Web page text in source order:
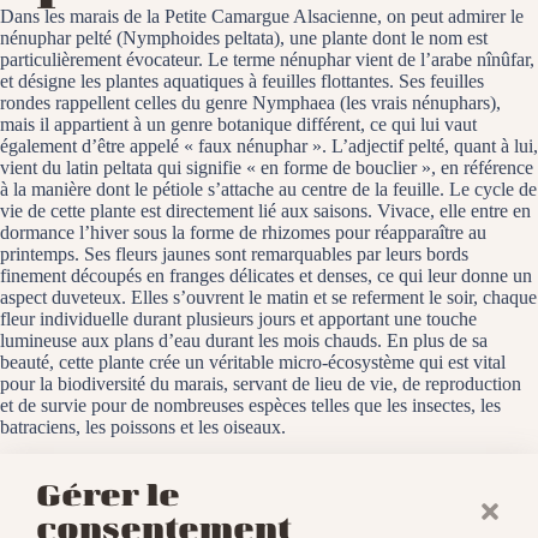
Gérer le
consentement
Dans les marais de la Petite Camargue Alsacienne, on peut admirer le
nénuphar pelté (Nymphoides peltata), une plante dont le nom est
particulièrement évocateur. Le terme nénuphar vient de l’arabe nînûfar,
et désigne les plantes aquatiques à feuilles flottantes. Ses feuilles
rondes rappellent celles du genre Nymphaea (les vrais nénuphars),
mais il appartient à un genre botanique différent, ce qui lui vaut
également d’être appelé « faux nénuphar ». L’adjectif pelté, quant à lui,
vient du latin peltata qui signifie « en forme de bouclier », en référence
à la manière dont le pétiole s’attache au centre de la feuille. Le cycle de
vie de cette plante est directement lié aux saisons. Vivace, elle entre en
dormance l’hiver sous la forme de rhizomes pour réapparaître au
printemps. Ses fleurs jaunes sont remarquables par leurs bords
finement découpés en franges délicates et denses, ce qui leur donne un
aspect duveteux. Elles s’ouvrent le matin et se referment le soir, chaque
fleur individuelle durant plusieurs jours et apportant une touche
lumineuse aux plans d’eau durant les mois chauds. En plus de sa
beauté, cette plante crée un véritable micro-écosystème qui est vital
pour la biodiversité du marais, servant de lieu de vie, de reproduction
et de survie pour de nombreuses espèces telles que les insectes, les
batraciens, les poissons et les oiseaux.